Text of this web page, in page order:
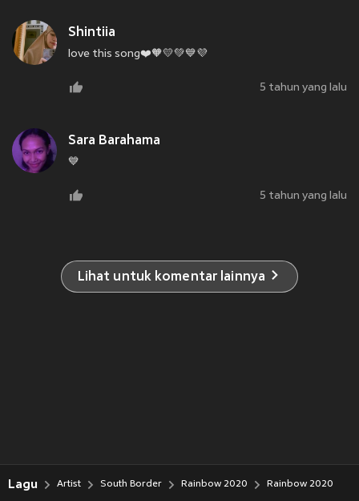
Shintiia
love this song❤️🧡💛💚💙💜
5 tahun yang lalu
Sara Barahama
💙
5 tahun yang lalu
Lihat untuk komentar lainnya
Lagu Artist South Border Rainbow 2020 Rainbow 2020